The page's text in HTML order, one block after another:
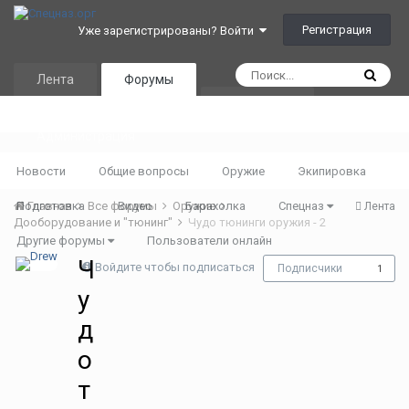
Уже зарегистрированы? Войти Регистрация
Лента Форумы
Новости Общие вопросы Оружие Экипировка
Подготовка Видео Барахолка Спецназ
Другие форумы Пользователи онлайн
Лента
Главная Все форумы
Оружие
Дооборудование и "тюнинг"
Чудо тюнинги оружия - 2
Войдите чтобы подписаться Подписчики 1
Ч
у
д
о
т